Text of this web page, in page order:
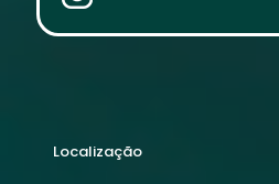
Localização